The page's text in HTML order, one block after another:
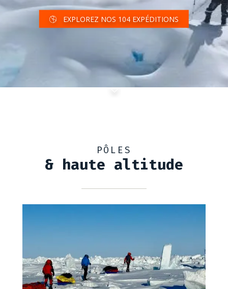
EXPLOREZ NOS 104 EXPÉDITIONS
PÔLES
& haute altitude